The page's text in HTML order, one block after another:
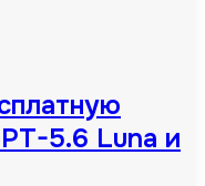
5.6 Luna и